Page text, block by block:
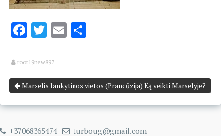
Facebook
Twitter
Email
root19new897
Marselis lankytinos vietos (Prancūzija) Ką veikti Marselyje?
+37068365474
turboug@gmail.com